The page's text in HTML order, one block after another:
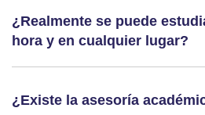
¿Realmente se puede
hora y en cualquier lugar?
¿Existe la asesoría